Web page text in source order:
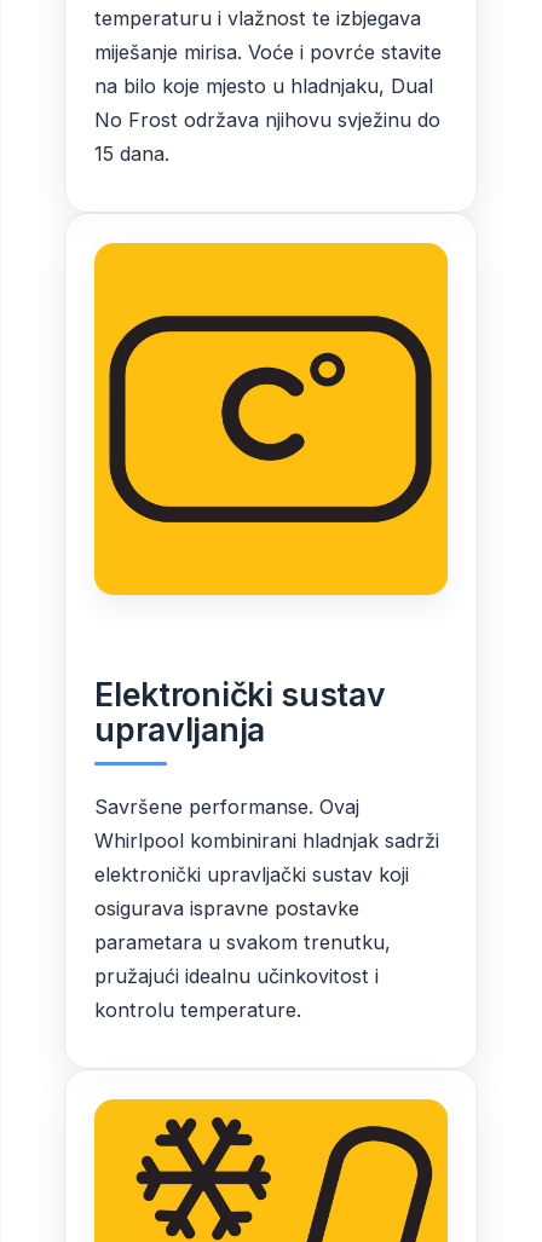
temperaturu i vlažnost te izbjegava
miješanje mirisa. Voće i povrće stavite
na bilo koje mjesto u hladnjaku, Dual
No Frost održava njihovu svježinu do
15 dana.
Elektronički sustav
upravljanja
Savršene performanse. Ovaj
Whirlpool kombinirani hladnjak sadrži
elektronički upravljački sustav koji
osigurava ispravne postavke
parametara u svakom trenutku,
pružajući idealnu učinkovitost i
kontrolu temperature.